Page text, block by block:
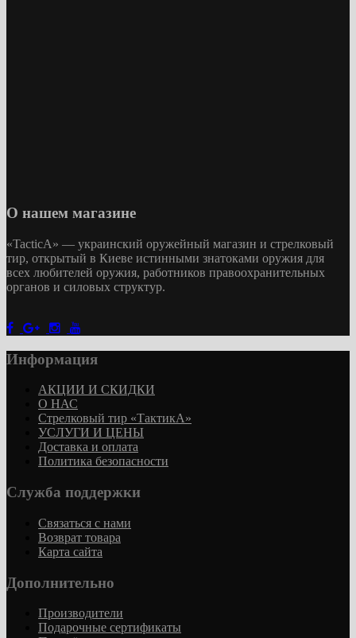
О нашем магазине
«TacticA» — украинский оружейный магазин и стрелковый
тир, открытый в Киеве истинными знатоками оружия для
всех любителей оружия, работников правоохранительных
органов и силовых структур.
Информация
АКЦИИ И СКИДКИ
О НАС
Стрелковый тир «ТактикА»
УСЛУГИ И ЦЕНЫ
Доставка и оплата
Политика безопасности
Служба поддержки
Связаться с нами
Возврат товара
Карта сайта
Дополнительно
Производители
Подарочные сертификаты